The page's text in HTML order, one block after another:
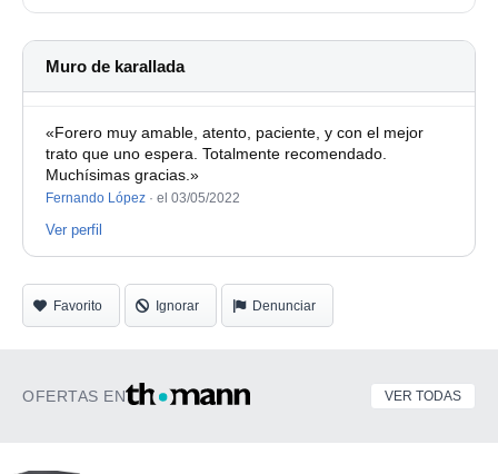
Muro de karallada
«Forero muy amable, atento, paciente, y con el mejor
trato que uno espera. Totalmente recomendado.
Muchísimas gracias.»
Fernando López · el 03/05/2022
Ver perfil
Favorito Ignorar Denunciar
OFERTAS EN VER TODAS